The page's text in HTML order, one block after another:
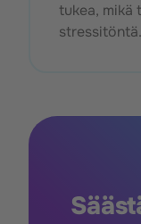
tukea, mikä
stressitöntä.